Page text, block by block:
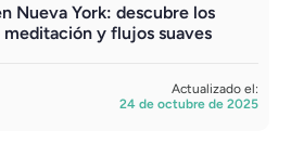
Nueva York: descubre los
y flujos suaves
Actualizado el:
24 de octubre de 2025